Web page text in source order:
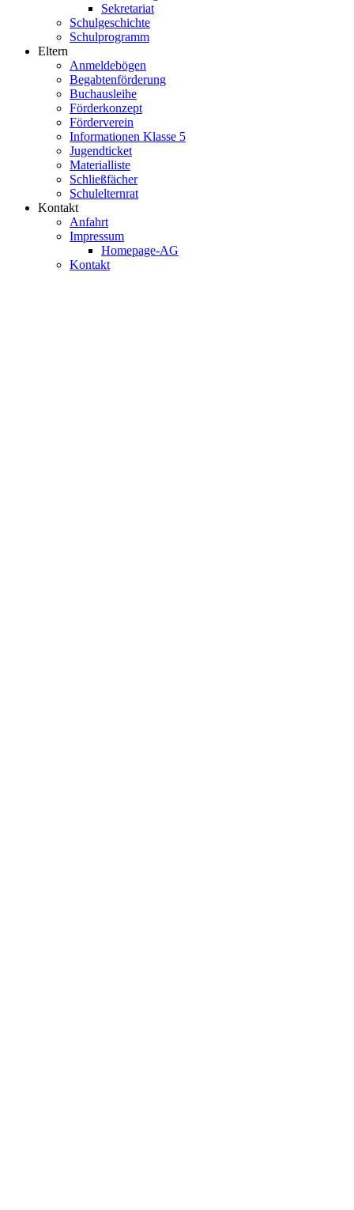
Sekretariat
Schulgeschichte
Schulprogramm
Eltern
Anmeldebögen
Begabtenförderung
Buchausleihe
Förderkonzept
Förderverein
Informationen Klasse 5
Jugendticket
Materialliste
Schließfächer
Schulelternrat
Kontakt
Anfahrt
Impressum
Homepage-AG
Kontakt